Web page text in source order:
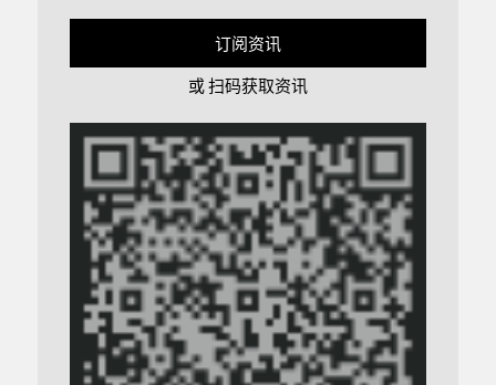
订阅资讯
或 扫码获取资讯